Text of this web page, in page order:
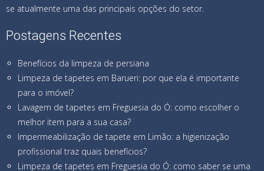
se atualmente uma das principais opções do setor.
Postagens Recentes
Benefícios da limpeza de persiana
Limpeza de tapetes em Barueri: por que ela é importante
para o imóvel?
Lavagem de tapetes em Freguesia do Ó: como escolher o
melhor item para a sua casa?
Impermeabilização de tapete em Limão: a higienização
profissional traz quais benefícios?
Limpeza de tapetes em Freguesia do Ó: como saber se uma